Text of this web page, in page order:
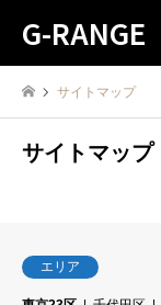
G-RANGE
サイトマップ
サイトマップ
エリア